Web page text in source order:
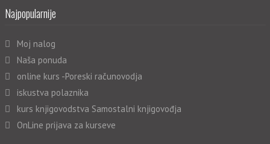
Najpopularnije
Moj nalog
Naša ponuda
online kurs -Poreski računovodja
iskustva polaznika
kurs knjigovodstva Samostalni knjigovođja
OnLine prijava za kurseve